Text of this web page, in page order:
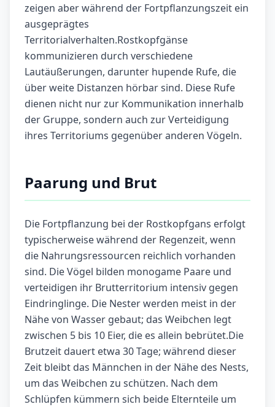
zeigen aber während der Fortpflanzungszeit ein
ausgeprägtes
Territorialverhalten.Rostkopfgänse
kommunizieren durch verschiedene
Lautäußerungen, darunter hupende Rufe, die
über weite Distanzen hörbar sind. Diese Rufe
dienen nicht nur zur Kommunikation innerhalb
der Gruppe, sondern auch zur Verteidigung
ihres Territoriums gegenüber anderen Vögeln.
Paarung und Brut
Die Fortpflanzung bei der Rostkopfgans erfolgt
typischerweise während der Regenzeit, wenn
die Nahrungsressourcen reichlich vorhanden
sind. Die Vögel bilden monogame Paare und
verteidigen ihr Brutterritorium intensiv gegen
Eindringlinge. Die Nester werden meist in der
Nähe von Wasser gebaut; das Weibchen legt
zwischen 5 bis 10 Eier, die es allein bebrütet.Die
Brutzeit dauert etwa 30 Tage; während dieser
Zeit bleibt das Männchen in der Nähe des Nests,
um das Weibchen zu schützen. Nach dem
Schlüpfen kümmern sich beide Elternteile um